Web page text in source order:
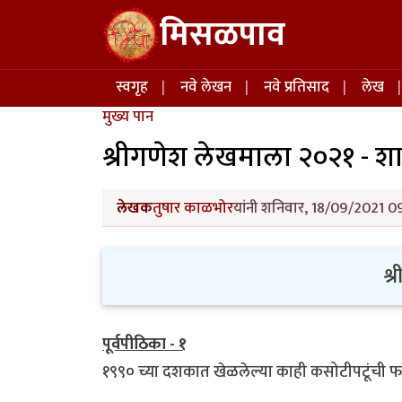
Skip to main content मिसळपाव
Main navigation
स्वगृह नवे लेखन नवे प्रतिसाद
लेख
मुख्य पान
श्रीगणेश लेखमाला २०२१ -
लेखकतुषार काळभोरयांनी शनिवार, 18/09/2021
पूर्वपीठिका - १
१९९० च्या दशकात खेळलेल्या काही कसोटीपटूंची